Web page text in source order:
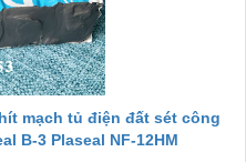
mạch tủ điện đất sét công
B-3 Plaseal NF-12HM